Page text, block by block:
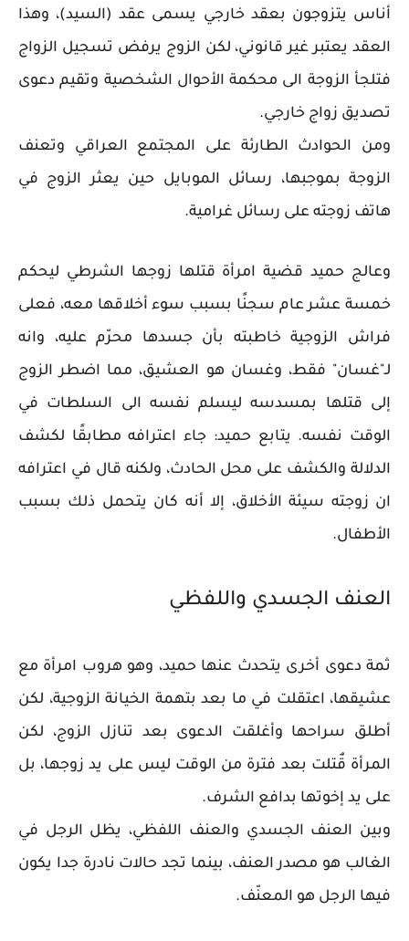
أناس يتزوجون بعقد خارجي يسمى عقد (السيد)، وهذا
العقد يعتبر غير قانوني، لكن الزوج يرفض تسجيل الزواج
فتلجأ الزوجة الى محكمة الأحوال الشخصية وتقيم دعوى
تصديق زواج خارجي.
ومن الحوادث الطارئة على المجتمع العراقي وتعنف
الزوجة بموجبها، رسائل الموبايل حين يعثر الزوج في
هاتف زوجته على رسائل غرامية.
وعالج حميد قضية امرأة قتلها زوجها الشرطي ليحكم
خمسة عشر عام سجنًا بسبب سوء أخلاقها معه، فعلى
فراش الزوجية خاطبته بأن جسدها محرّم عليه، وانه
لـ"غسان" فقط، وغسان هو العشيق، مما اضطر الزوج
إلى قتلها بمسدسه ليسلم نفسه الى السلطات في
الوقت نفسه. يتابع حميد: جاء اعترافه مطابقًا لكشف
الدلالة والكشف على محل الحادث، ولكنه قال في اعترافه
ان زوجته سيئة الأخلاق، إلا أنه كان يتحمل ذلك بسبب
الأطفال.
العنف الجسدي واللفظي
ثمة دعوى أخرى يتحدث عنها حميد، وهو هروب امرأة مع
عشيقها، اعتقلت في ما بعد بتهمة الخيانة الزوجية، لكن
أطلق سراحها وأغلقت الدعوى بعد تنازل الزوج، لكن
المرأة قٌتلت بعد فترة من الوقت ليس على يد زوجها، بل
على يد إخوتها بدافع الشرف.
وبين العنف الجسدي والعنف اللفظي، يظل الرجل في
الغالب هو مصدر العنف، بينما تجد حالات نادرة جدا يكون
فيها الرجل هو المعنّف.